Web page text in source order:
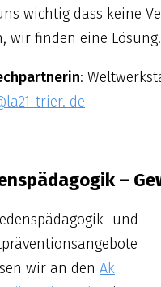
wichtig dass keine
wir finden eine Lösung!
:
trier. de
–
und
wir an den Ak